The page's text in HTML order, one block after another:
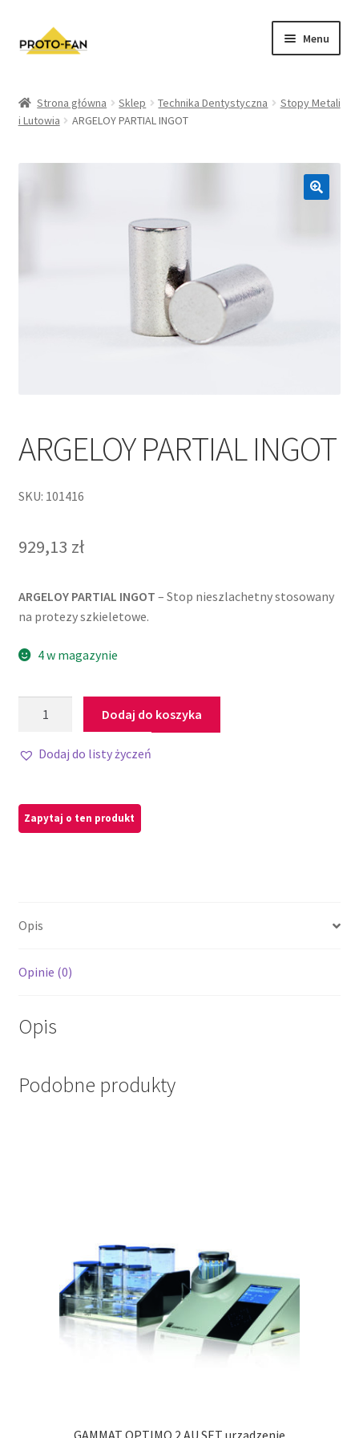
Menu
Kursy Stomatologiczne
O nas
Polityka prywatności
Strona główna Sklep Technika Dentystyczna
Stopy Metali
i Lutowia
ARGELOY PARTIAL INGOT
ARGELOY PARTIAL INGOT
SKU: 101416
929,13 zł
ARGELOY PARTIAL INGOT – Stop nieszlachetny stosowany
na protezy szkieletowe.
4 w magazynie
Dodaj do koszyka
Dodaj do listy życzeń
Opis
Opinie (0)
Opis
Podobne produkty
GAMMAT OPTIMO 2 AU SET urządzenie